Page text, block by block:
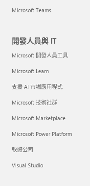
Microsoft Teams
開發人員與 IT
Microsoft 開發人員工具
Microsoft Learn
支援 AI 市場應用程式
Microsoft 技術社群
Microsoft Marketplace
Microsoft Power Platform
軟體公司
Visual Studio